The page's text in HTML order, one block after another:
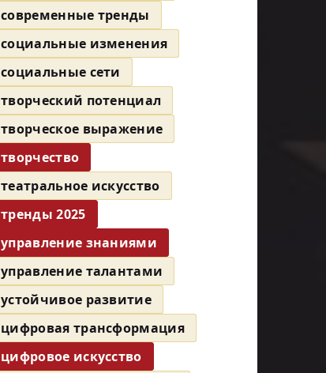
современные тренды
социальные изменения
социальные сети
творческий потенциал
творческое выражение
творчество
театральное искусство
тренды 2025
управление знаниями
управление талантами
устойчивое развитие
цифровая трансформация
цифровое искусство